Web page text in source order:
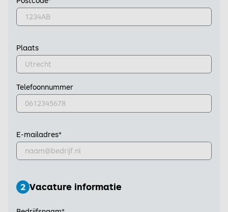
Plaats
Telefoonnummer
E-mailadres*
2 Vacature informatie